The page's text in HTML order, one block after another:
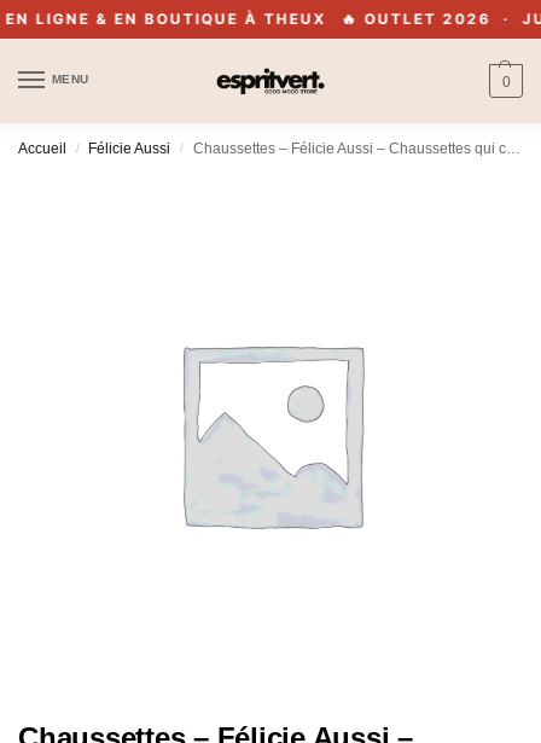
& EN BOUTIQUE À THEUX 🔥 OUTLET 2026 ·
MENU 0
Accueil / Félicie Aussi / Chaussettes – Félicie Aussi – Chaussettes qui courent vite damier rose – 36/40